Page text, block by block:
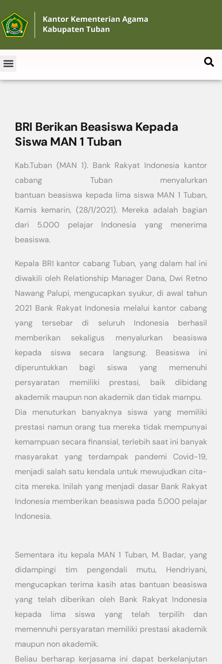
BRI Berikan Beasiswa Kepada
Siswa MAN 1 Tuban
Kab.Tuban (MAN 1). Bank Rakyat Indonesia kantor
cabang Tuban menyalurkan
bantuan beasiswa kepada lima siswa MAN 1 Tuban,
Kamis kemarin, (28/1/2021). Mereka adalah bagian
dari 5.000 pelajar Indonesia yang menerima
beasiswa.
Kepala BRI kantor cabang Tuban, yang dalam hal ini
diwakili oleh Relationship Manager Dana, Dwi Retno
Nawang Palupi, mengucapkan syukur, di awal tahun
2021 Bank Rakyat Indonesia melalui kantor cabang
yang tersebar di seluruh Indonesia berhasil
memberikan sekaligus menyalurkan beasiswa
kepada siswa secara langsung. Beasiswa ini
diperuntukkan bagi siswa yang memenuhi
persyaratan memiliki prestasi, baik dibidang
akademik maupun non akademik dan tidak mampu.
Dia menuturkan banyaknya siswa yang memiliki
prestasi namun orang tua mereka tidak mempunyai
kemampuan secara finansial, terlebih saat ini banyak
masyarakat yang terdampak pandemi Covid-19,
menjadi salah satu kendala untuk mewujudkan cita-
cita mereka. Inilah yang menjadi dasar Bank Rakyat
Indonesia memberikan beasiswa pada 5.000 pelajar
Indonesia.
Sementara itu kepala MAN 1 Tuban, M. Badar, yang
didampingi tim pengendali mutu, Hendriyani,
mengucapkan terima kasih atas bantuan beasiswa
yang telah diberikan oleh Bank Rakyat Indonesia
kepada lima siswa yang telah terpilih dan
memennuhi persyaratan memiliki prestasi akademik
maupun non akademik.
Beliau berharap kerjasama ini dapat berkelanjutan